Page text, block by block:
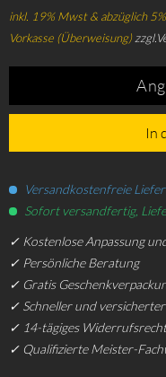
inkl. 19% Mwst & abzüglich
Vorkasse (Überweisung)
In
Versandkostenfreie
Sofort versandfertig,
✓ Kostenlose Anpassung
✓ Persönliche Beratung
✓ Gratis
✓ Schneller und
✓ 14-tägiges Widerrufsrecht
✓ Qualifizierte Meister-